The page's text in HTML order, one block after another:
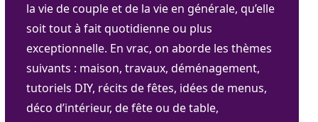
la vie de couple et de la vie en générale, qu’elle
soit tout à fait quotidienne ou plus
exceptionnelle. En vrac, on aborde les thèmes
suivants : maison, travaux, déménagement,
tutoriels DIY, récits de fêtes, idées de menus,
déco d’intérieur, de fête ou de table,